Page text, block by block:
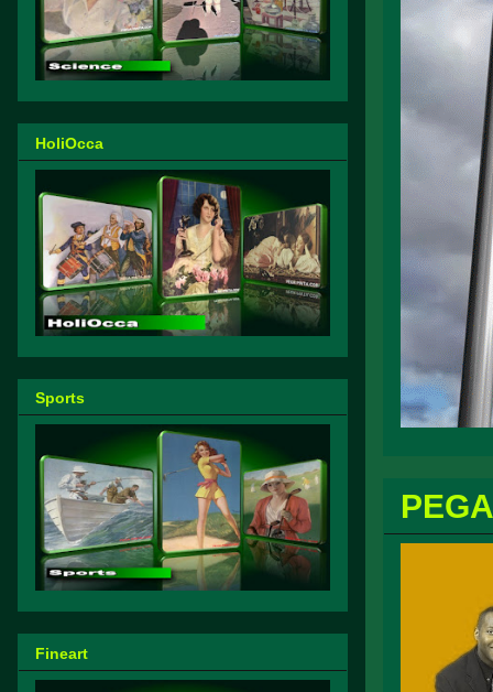
HoliOcca
Sports
Fineart